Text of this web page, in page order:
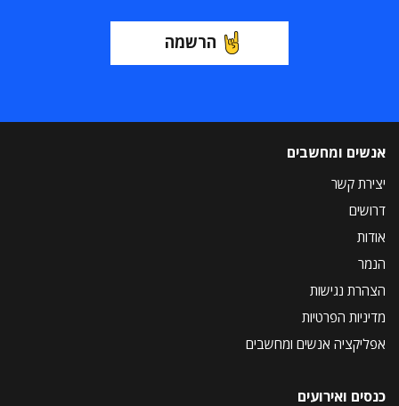
הרשמה
אנשים ומחשבים
יצירת קשר
דרושים
אודות
הנמר
הצהרת נגישות
מדיניות הפרטיות
אפליקציה אנשים ומחשבים
כנסים ואירועים